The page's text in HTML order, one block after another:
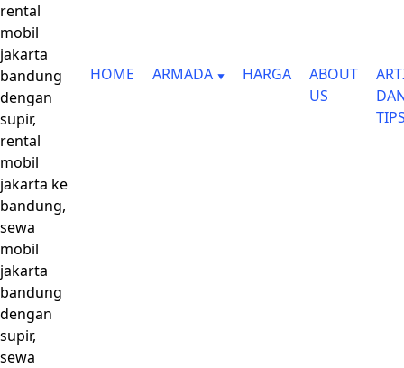
rental
mobil
jakarta
bandung
dengan
supir,
rental
mobil
jakarta ke
bandung,
sewa
mobil
jakarta
bandung
dengan
supir,
sewa
HOME ARMADA HARGA
ABOUT
US